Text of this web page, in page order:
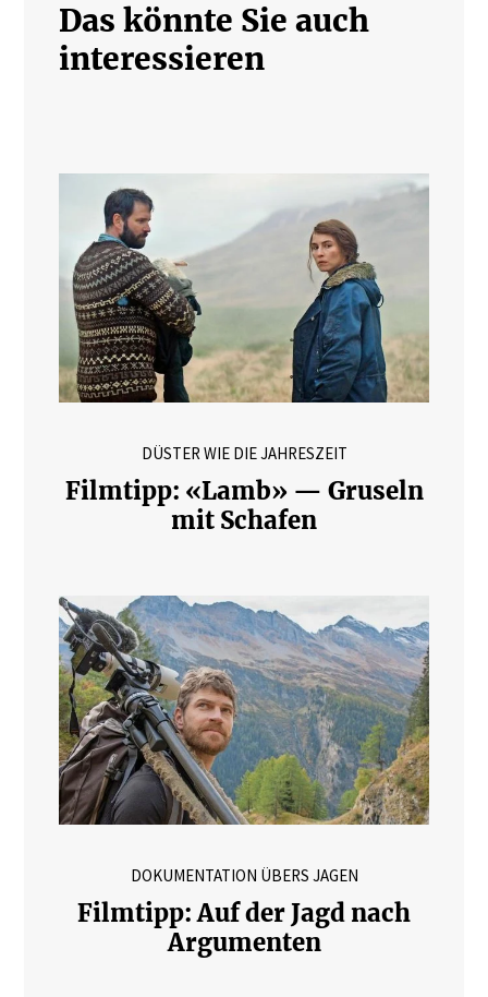
Das könnte Sie auch
interessieren
DÜSTER WIE DIE JAHRESZEIT
Filmtipp: «Lamb» — Gruseln
mit Schafen
DOKUMENTATION ÜBERS JAGEN
Filmtipp: Auf der Jagd nach
Argumenten